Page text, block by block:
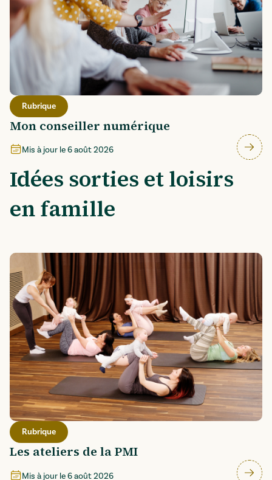
Rubrique
Mon conseiller numérique
Mis à jour le6 août 2026
Idées sorties et loisirs
en famille
Rubrique
Les ateliers de la PMI
Mis à jour le6 août 2026